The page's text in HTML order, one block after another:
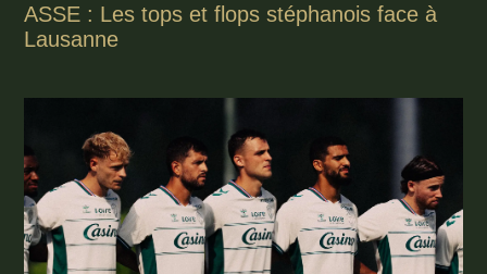
ASSE : Les tops et flops stéphanois face à
Lausanne